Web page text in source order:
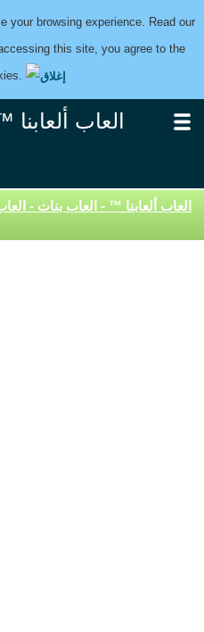
your browsing experience. Read our
this site, you agree to the
العاب
العاب ألعابنا ™ - العاب بنات -